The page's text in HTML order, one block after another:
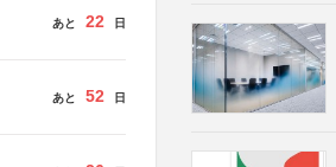
あと 22 日
あと 52 日